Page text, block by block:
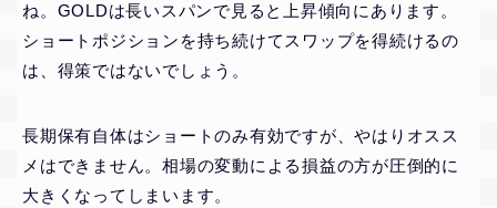
ね。GOLDは長いスパンで見ると上昇傾向にあります。
ショートポジションを持ち続けてスワップを得続けるの
は、得策ではないでしょう。
長期保有自体はショートのみ有効ですが、やはりオスス
メはできません。相場の変動による損益の方が圧倒的に
大きくなってしまいます。